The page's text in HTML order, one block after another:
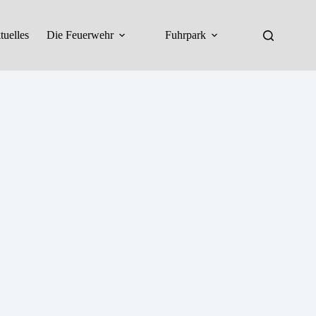
Die Feuerwehr Fuhrpark